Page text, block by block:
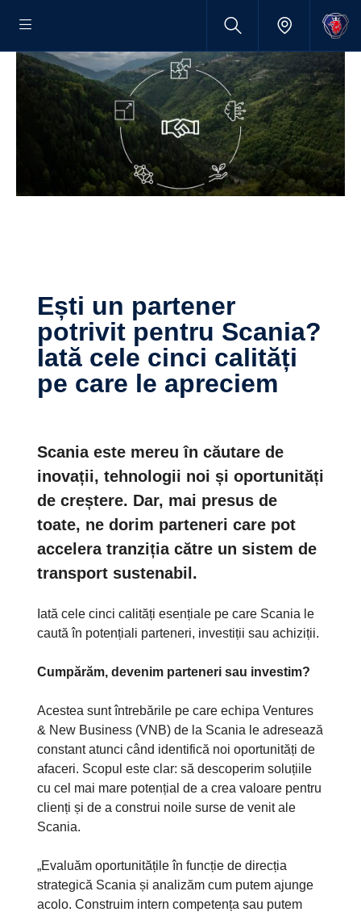
Ești un partener
potrivit pentru Scania?
Iată cele cinci calități
pe care le apreciem
Scania este mereu în căutare de
inovații, tehnologii noi și oportunități
de creștere. Dar, mai presus de
toate, ne dorim parteneri care pot
accelera tranziția către un sistem de
transport sustenabil.
Iată cele cinci calități esențiale pe care Scania le
caută în potențiali parteneri, investiții sau achiziții.
Cumpărăm, devenim parteneri sau investim?
Acestea sunt întrebările pe care echipa Ventures
& New Business (VNB) de la Scania le adresează
constant atunci când identifică noi oportunități de
afaceri. Scopul este clar: să descoperim soluțiile
cu cel mai mare potențial de a crea valoare pentru
clienți și de a construi noile surse de venit ale
Scania.
„Evaluăm oportunitățile în funcție de direcția
strategică Scania și analizăm cum putem ajunge
acolo. Construim intern competența sau putem